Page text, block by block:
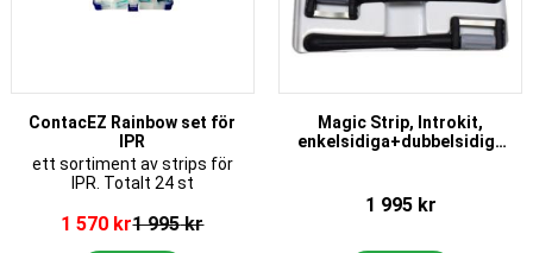
ContacEZ Rainbow set för
IPR
ett sortiment av strips för
IPR. Totalt 24 st
1 570 kr1 995kr
Magic Strip, Introkit,
enkelsidiga+dubbelsidiga
1 995kr